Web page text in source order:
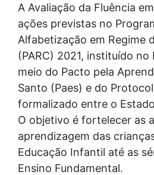
A Avaliação da Fluência
ações previstas no
Alfabetização em Regime
(PARC) 2021, instituído
meio do Pacto pela
Santo (Paes) e do
formalizado entre o
O objetivo é fortelecer as
aprendizagem das
Educação Infantil até as
Ensino Fundamental.